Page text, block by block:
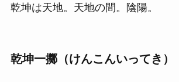
乾坤は天地。天地の間。陰陽。
乾坤一擲（けんこんいってき）